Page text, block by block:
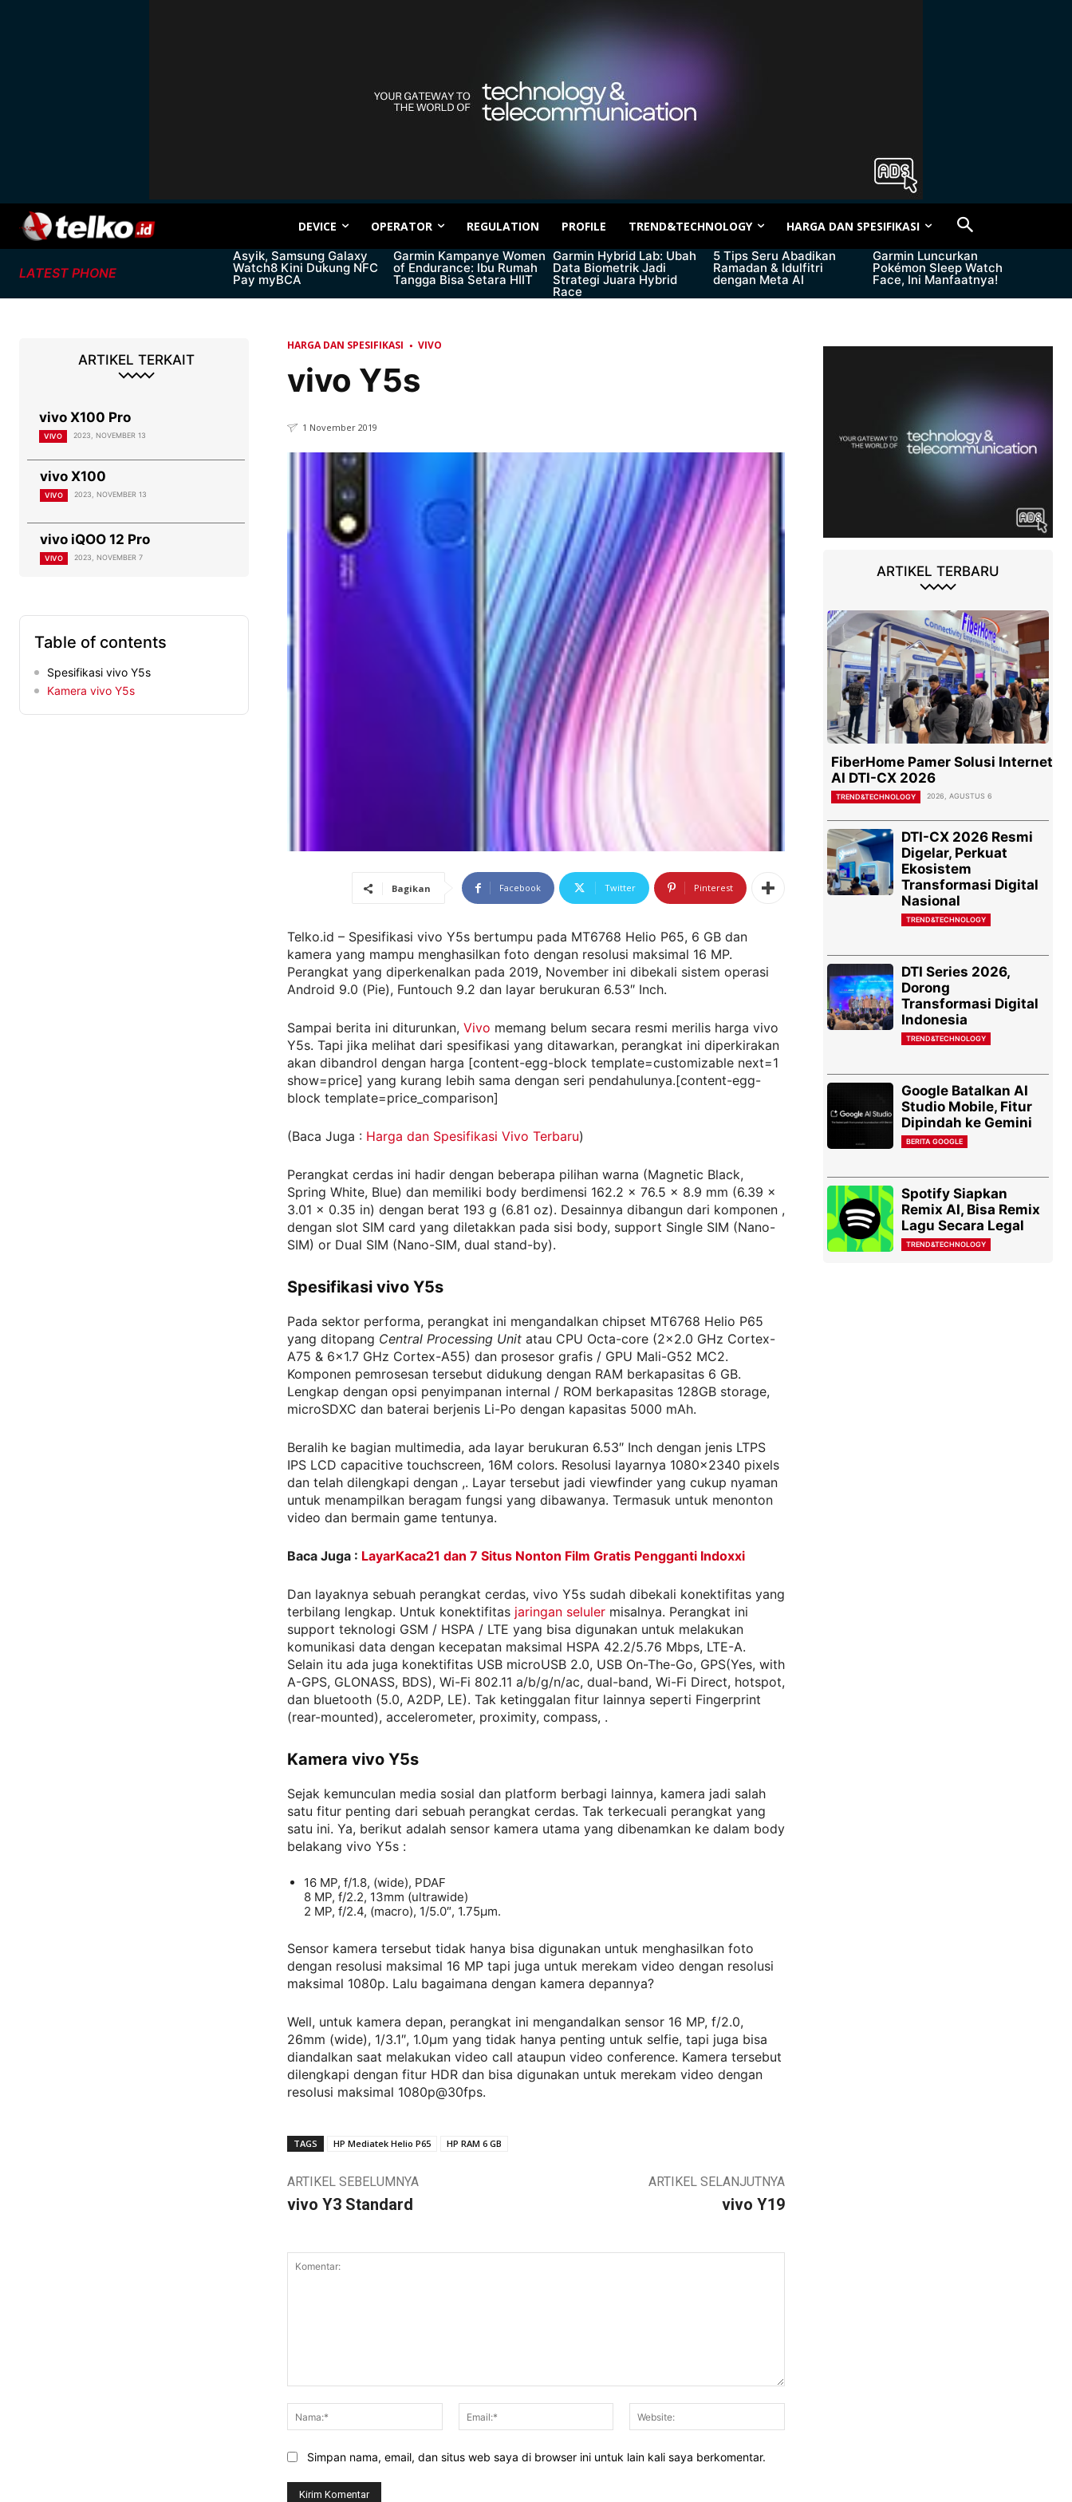
DEVICE OPERATOR REGULATION PROFILE TREND&TECHNOLOGY HARGA DAN SPESIFIKASI
LATEST PHONE
Asyik, Samsung Galaxy
Watch8 Kini Dukung NFC
Pay myBCA
Garmin Kampanye Women
of Endurance: Ibu Rumah
Tangga Bisa Setara HIIT
Garmin Hybrid Lab: Ubah
Data Biometrik Jadi
Strategi Juara Hybrid
Race
5 Tips Seru Abadikan
Ramadan & Idulfitri
dengan Meta AI
Garmin Luncurkan
Pokémon Sleep Watch
Face, Ini Manfaatnya!
ARTIKEL TERKAIT
vivo X100 Pro
VIVO 2023, NOVEMBER 13
vivo X100
VIVO 2023, NOVEMBER 13
vivo iQOO 12 Pro
VIVO 2023, NOVEMBER 7
Table of contents
Spesifikasi vivo Y5s
Kamera vivo Y5s
HARGA DAN SPESIFIKASI VIVO
vivo Y5s
1 November 2019
Bagikan Facebook Twitter Pinterest
Telko.id – Spesifikasi vivo Y5s bertumpu pada MT6768 Helio P65, 6 GB dan
kamera yang mampu menghasilkan foto dengan resolusi maksimal 16 MP.
Perangkat yang diperkenalkan pada 2019, November ini dibekali sistem operasi
Android 9.0 (Pie), Funtouch 9.2 dan layar berukuran 6.53″ Inch.
Sampai berita ini diturunkan, Vivo memang belum secara resmi merilis harga vivo
Y5s. Tapi jika melihat dari spesifikasi yang ditawarkan, perangkat ini diperkirakan
akan dibandrol dengan harga [content-egg-block template=customizable next=1
show=price] yang kurang lebih sama dengan seri pendahulunya.[content-egg-
block template=price_comparison]
(Baca Juga : Harga dan Spesifikasi Vivo Terbaru)
Perangkat cerdas ini hadir dengan beberapa pilihan warna (Magnetic Black,
Spring White, Blue) dan memiliki body berdimensi 162.2 x 76.5 x 8.9 mm (6.39 x
3.01 x 0.35 in) dengan berat 193 g (6.81 oz). Desainnya dibangun dari komponen ,
dengan slot SIM card yang diletakkan pada sisi body, support Single SIM (Nano-
SIM) or Dual SIM (Nano-SIM, dual stand-by).
Spesifikasi vivo Y5s
Pada sektor performa, perangkat ini mengandalkan chipset MT6768 Helio P65
yang ditopang Central Processing Unit atau CPU Octa-core (2×2.0 GHz Cortex-
A75 & 6×1.7 GHz Cortex-A55) dan prosesor grafis / GPU Mali-G52 MC2.
Komponen pemrosesan tersebut didukung dengan RAM berkapasitas 6 GB.
Lengkap dengan opsi penyimpanan internal / ROM berkapasitas 128GB storage,
microSDXC dan baterai berjenis Li-Po dengan kapasitas 5000 mAh.
Beralih ke bagian multimedia, ada layar berukuran 6.53″ Inch dengan jenis LTPS
IPS LCD capacitive touchscreen, 16M colors. Resolusi layarnya 1080×2340 pixels
dan telah dilengkapi dengan ,. Layar tersebut jadi viewfinder yang cukup nyaman
untuk menampilkan beragam fungsi yang dibawanya. Termasuk untuk menonton
video dan bermain game tentunya.
Baca Juga : LayarKaca21 dan 7 Situs Nonton Film Gratis Pengganti Indoxxi
Dan layaknya sebuah perangkat cerdas, vivo Y5s sudah dibekali konektifitas yang
terbilang lengkap. Untuk konektifitas jaringan seluler misalnya. Perangkat ini
support teknologi GSM / HSPA / LTE yang bisa digunakan untuk melakukan
komunikasi data dengan kecepatan maksimal HSPA 42.2/5.76 Mbps, LTE-A.
Selain itu ada juga konektifitas USB microUSB 2.0, USB On-The-Go, GPS(Yes, with
A-GPS, GLONASS, BDS), Wi-Fi 802.11 a/b/g/n/ac, dual-band, Wi-Fi Direct, hotspot,
dan bluetooth (5.0, A2DP, LE). Tak ketinggalan fitur lainnya seperti Fingerprint
(rear-mounted), accelerometer, proximity, compass, .
Kamera vivo Y5s
Sejak kemunculan media sosial dan platform berbagi lainnya, kamera jadi salah
satu fitur penting dari sebuah perangkat cerdas. Tak terkecuali perangkat yang
satu ini. Ya, berikut adalah sensor kamera utama yang dibenamkan ke dalam body
belakang vivo Y5s :
16 MP, f/1.8, (wide), PDAF
8 MP, f/2.2, 13mm (ultrawide)
2 MP, f/2.4, (macro), 1/5.0″, 1.75µm.
Sensor kamera tersebut tidak hanya bisa digunakan untuk menghasilkan foto
dengan resolusi maksimal 16 MP tapi juga untuk merekam video dengan resolusi
maksimal 1080p. Lalu bagaimana dengan kamera depannya?
Well, untuk kamera depan, perangkat ini mengandalkan sensor 16 MP, f/2.0,
26mm (wide), 1/3.1″, 1.0µm yang tidak hanya penting untuk selfie, tapi juga bisa
diandalkan saat melakukan video call ataupun video conference. Kamera tersebut
dilengkapi dengan fitur HDR dan bisa digunakan untuk merekam video dengan
resolusi maksimal 1080p@30fps.
TAGS HP Mediatek Helio P65 HP RAM 6 GB
ARTIKEL SEBELUMNYA
vivo Y3 Standard
ARTIKEL SELANJUTNYA
vivo Y19
Nama:*
Email:*
Simpan nama, email, dan situs web saya di browser ini untuk lain kali saya berkomentar.
ARTIKEL TERBARU
FiberHome Pamer Solusi Internet
AI DTI-CX 2026
TREND&TECHNOLOGY 2026, AGUSTUS 6
DTI-CX 2026 Resmi
Digelar, Perkuat
Ekosistem
Transformasi Digital
Nasional
TREND&TECHNOLOGY
DTI Series 2026,
Dorong
Transformasi Digital
Indonesia
TREND&TECHNOLOGY
Google Batalkan AI
Studio Mobile, Fitur
Dipindah ke Gemini
BERITA GOOGLE
Spotify Siapkan
Remix AI, Bisa Remix
Lagu Secara Legal
TREND&TECHNOLOGY